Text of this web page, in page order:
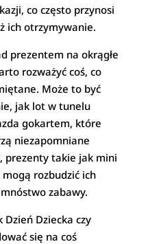
co często przynosi
ich otrzymywanie.
prezentem na okrągłe
rozważyć coś, co
Może to być
jak lot w tunelu
gokartem, które
niezapomniane
prezenty takie jak mini
rozbudzić ich
zabawy.
Dziecka czy
się na coś